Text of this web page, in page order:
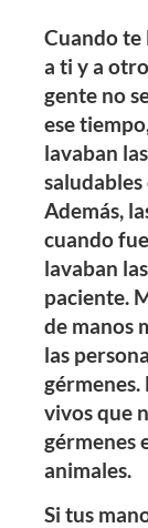
Cuando te
a ti y a
gente no
ese
lavaban
Además,
cuando
lavaban
paciente.
de manos
las
gérmenes.
vivos que
gérmenes
animales.
Si tus